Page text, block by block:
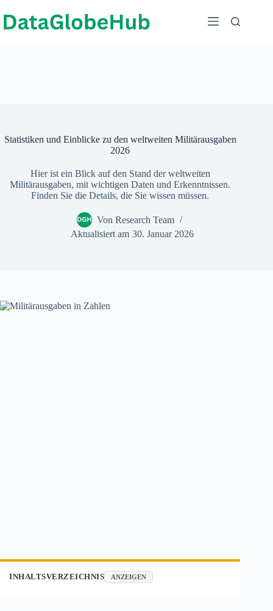
Inhalt
springen
Statistiken und Einblicke zu den weltweiten Militärausgaben
2026
Hier ist ein Blick auf den Stand der weltweiten
Militärausgaben, mit wichtigen Daten und Erkenntnissen.
Finden Sie die Details, die Sie wissen müssen.
Von Research Team
Aktualisiert am 30. Januar 2026
INHALTSVERZEICHNIS ANZEIGEN